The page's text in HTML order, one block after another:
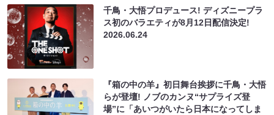
千鳥・大悟プロデュース! ディズニープラ
ス初のバラエティが8月12日配信決定!
2026.06.24
『箱の中の羊』初日舞台挨拶に千鳥・大悟
らが登壇! ノブのカンヌ“サプライズ登
場”に「あいつがいたら日本になってしま